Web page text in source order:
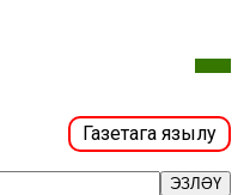
Газетага язылу
ЭЗЛӘҮ